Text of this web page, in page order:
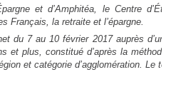
et d’Amphitéa, le Centre
Français, la retraite et l’épargne.
du 7 au 10 février 2017 auprès
et plus, constitué d’après la
et catégorie d’agglomération. Le